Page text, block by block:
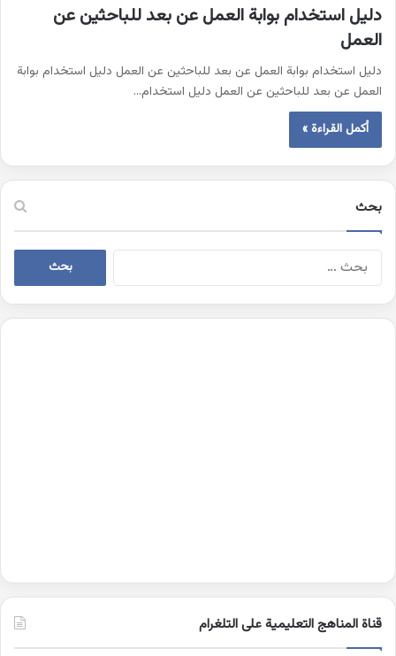
دليل استخدام بوابة العمل عن بعد للباحثين عن
العمل
دليل استخدام بوابة العمل عن بعد للباحثين عن العمل دليل استخدام بوابة
العمل عن بعد للباحثين عن العمل دليل استخدام…
أكمل القراءة »
بحث
البحث
قناة المناهج التعليمية على التلغرام